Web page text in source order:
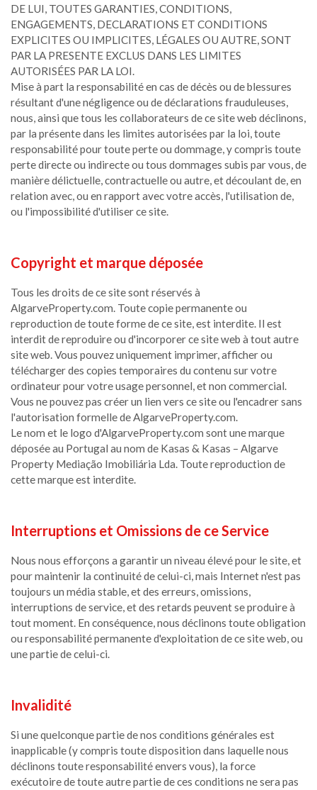
DE LUI, TOUTES GARANTIES, CONDITIONS,
ENGAGEMENTS, DECLARATIONS ET CONDITIONS
EXPLICITES OU IMPLICITES, LÉGALES OU AUTRE, SONT
PAR LA PRESENTE EXCLUS DANS LES LIMITES
AUTORISÉES PAR LA LOI.
Mise à part la responsabilité en cas de décès ou de blessures
résultant d'une négligence ou de déclarations frauduleuses,
nous, ainsi que tous les collaborateurs de ce site web déclinons,
par la présente dans les limites autorisées par la loi, toute
responsabilité pour toute perte ou dommage, y compris toute
perte directe ou indirecte ou tous dommages subis par vous, de
manière délictuelle, contractuelle ou autre, et découlant de, en
relation avec, ou en rapport avec votre accès, l'utilisation de,
ou l'impossibilité d'utiliser ce site.
Copyright et marque déposée
Tous les droits de ce site sont réservés à
AlgarveProperty.com. Toute copie permanente ou
reproduction de toute forme de ce site, est interdite. Il est
interdit de reproduire ou d'incorporer ce site web à tout autre
site web. Vous pouvez uniquement imprimer, afficher ou
télécharger des copies temporaires du contenu sur votre
ordinateur pour votre usage personnel, et non commercial.
Vous ne pouvez pas créer un lien vers ce site ou l'encadrer sans
l'autorisation formelle de AlgarveProperty.com.
Le nom et le logo d'AlgarveProperty.com sont une marque
déposée au Portugal au nom de Kasas & Kasas – Algarve
Property Mediação Imobiliária Lda. Toute reproduction de
cette marque est interdite.
Interruptions et Omissions de ce Service
Nous nous efforçons a garantir un niveau élevé pour le site, et
pour maintenir la continuité de celui-ci, mais Internet n'est pas
toujours un média stable, et des erreurs, omissions,
interruptions de service, et des retards peuvent se produire à
tout moment. En conséquence, nous déclinons toute obligation
ou responsabilité permanente d'exploitation de ce site web, ou
une partie de celui-ci.
Invalidité
Si une quelconque partie de nos conditions générales est
inapplicable (y compris toute disposition dans laquelle nous
déclinons toute responsabilité envers vous), la force
exécutoire de toute autre partie de ces conditions ne sera pas